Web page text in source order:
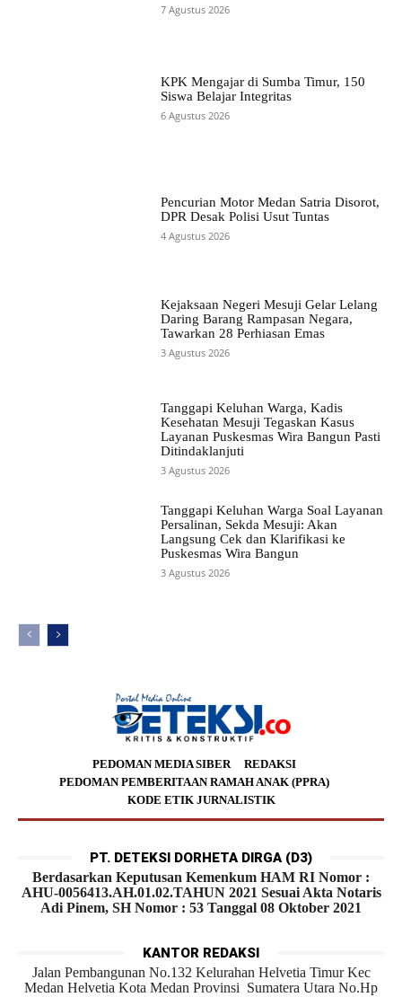
7 Agustus 2026
KPK Mengajar di Sumba Timur, 150
Siswa Belajar Integritas
6 Agustus 2026
Pencurian Motor Medan Satria Disorot,
DPR Desak Polisi Usut Tuntas
4 Agustus 2026
Kejaksaan Negeri Mesuji Gelar Lelang
Daring Barang Rampasan Negara,
Tawarkan 28 Perhiasan Emas
3 Agustus 2026
Tanggapi Keluhan Warga, Kadis
Kesehatan Mesuji Tegaskan Kasus
Layanan Puskesmas Wira Bangun Pasti
Ditindaklanjuti
3 Agustus 2026
Tanggapi Keluhan Warga Soal Layanan
Persalinan, Sekda Mesuji: Akan
Langsung Cek dan Klarifikasi ke
Puskesmas Wira Bangun
3 Agustus 2026
PEDOMAN MEDIA SIBER
REDAKSI
PEDOMAN PEMBERITAAN RAMAH ANAK (PPRA)
KODE ETIK JURNALISTIK
PT. DETEKSI DORHETA DIRGA (D3)
Berdasarkan Keputusan Kemenkum HAM RI Nomor :
AHU-0056413.AH.01.02.TAHUN 2021 Sesuai Akta Notaris
Adi Pinem, SH Nomor : 53 Tanggal 08 Oktober 2021
KANTOR REDAKSI
Jalan Pembangunan No.132 Kelurahan Helvetia Timur Kec
Medan Helvetia Kota Medan Provinsi Sumatera Utara No.Hp